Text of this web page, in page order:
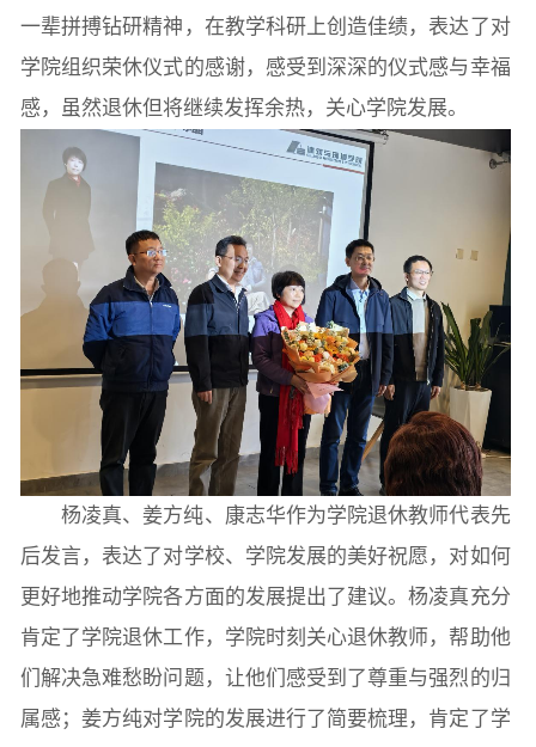
一辈拼搏钻研精神，在教学科研上创造佳绩，表达了对
学院组织荣休仪式的感谢，感受到深深的仪式感与幸福
感，虽然退休但将继续发挥余热，关心学院发展。
杨凌真、姜方纯、康志华作为学院退休教师代表先
后发言，表达了对学校、学院发展的美好祝愿，对如何
更好地推动学院各方面的发展提出了建议。杨凌真充分
肯定了学院退休工作，学院时刻关心退休教师，帮助他
们解决急难愁盼问题，让他们感受到了尊重与强烈的归
属感；姜方纯对学院的发展进行了简要梳理，肯定了学